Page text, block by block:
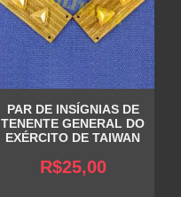
PAR DE INSÍGNIAS DE
TENENTE GENERAL DO
EXÉRCITO DE TAIWAN
R$25,00